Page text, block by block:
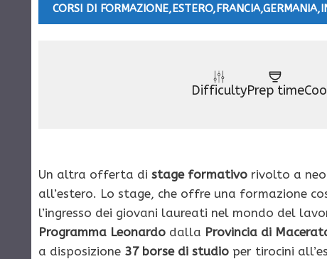
CORSI DI FORMAZIONE,ESTERO,FRANCIA,GERMANIA,
DifficultyPrep time
Un altra offerta di stage formativo rivolto a
all’estero. Lo stage, che offre una formazione
l’ingresso dei giovani laureati nel mondo del
Programma Leonardo dalla Provincia di
a disposizione 37 borse di studio per tirocini